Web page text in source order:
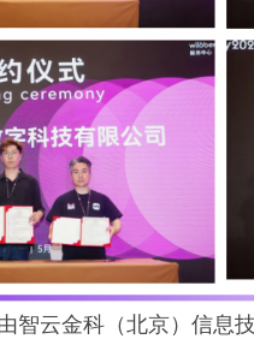
智云金科（北京）信息